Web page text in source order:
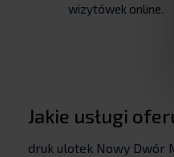
wizytówek online.
Jakie usługi
druk ulotek Nowy Dwór